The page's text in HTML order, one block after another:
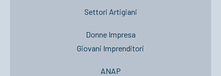
Settori Artigiani
Donne Impresa
Giovani Imprenditori
ANAP